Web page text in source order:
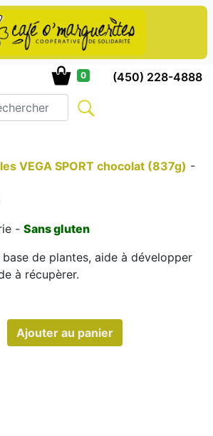
0 (450) 228-4888
VEGA SPORT chocolat (837g) -
- Sans gluten
de plantes, aide à développer
à récupèrer.
Ajouter au panier